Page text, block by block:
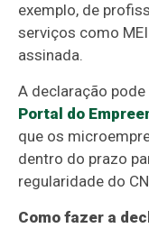
exemplo, de
serviços como
assinada.
A declaração pode
Portal do
que os
dentro do prazo
regularidade do
Como fazer a